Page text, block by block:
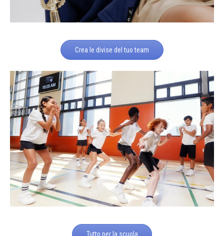
Crea le divise del tuo team
Tutto per la scuola